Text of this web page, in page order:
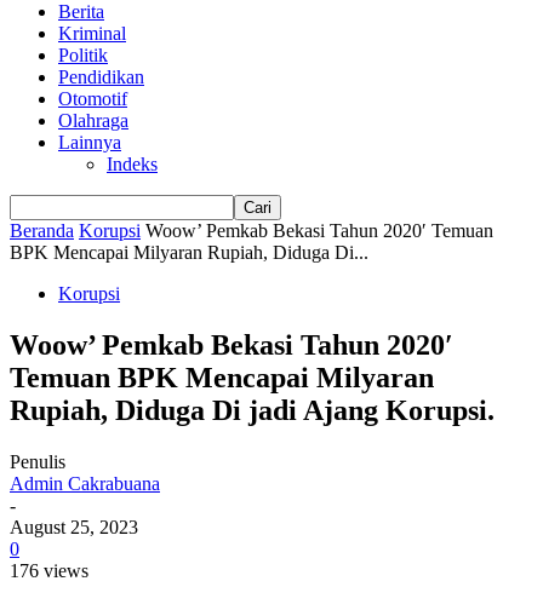
Berita
Kriminal
Politik
Pendidikan
Otomotif
Olahraga
Lainnya
Indeks
Beranda Korupsi Woow’ Pemkab Bekasi Tahun 2020′ Temuan
BPK Mencapai Milyaran Rupiah, Diduga Di...
Korupsi
Woow’ Pemkab Bekasi Tahun 2020′
Temuan BPK Mencapai Milyaran
Rupiah, Diduga Di jadi Ajang Korupsi.
Penulis
Admin Cakrabuana
-
August 25, 2023
0
176 views